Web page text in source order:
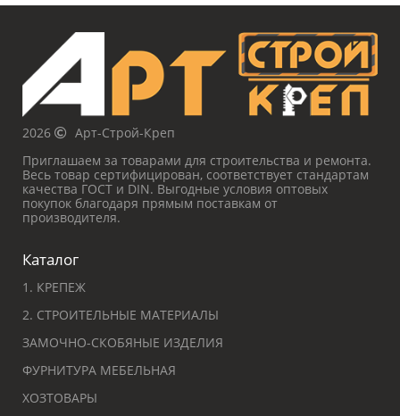
2026
Арт-Строй-Креп
Приглашаем за товарами для строительства и ремонта.
Весь товар сертифицирован, соответствует стандартам
качества ГОСТ и DIN. Выгодные условия оптовых
покупок благодаря прямым поставкам от
производителя.
Каталог
1. КРЕПЕЖ
2. СТРОИТЕЛЬНЫЕ МАТЕРИАЛЫ
ЗАМОЧНО-СКОБЯНЫЕ ИЗДЕЛИЯ
ФУРНИТУРА МЕБЕЛЬНАЯ
ХОЗТОВАРЫ